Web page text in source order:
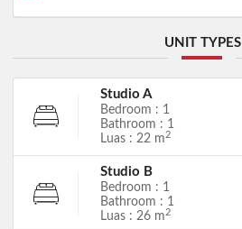
UNIT TYPES
Studio A
Bedroom : 1
Bathroom : 1
Luas : 22 m2
Studio B
Bedroom : 1
Bathroom : 1
Luas : 26 m2